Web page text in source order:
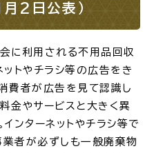
2日公表）
に利用される不用品回収
ットやチラシ等の広告をき
費者が広告を見て認識し
金やサービスと大きく異
ンターネットやチラシ等で
者が必ずしも一般廃棄物